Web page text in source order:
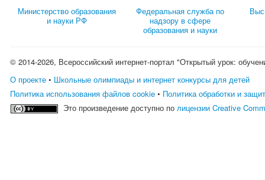
Министерство образования
и науки РФ
Федеральная служба по
надзору в сфере
образования и науки
© 2014-2026, Всероссийский интернет-портал "Открытый урок:
О проекте • Школьные олимпиады и интернет конкурсы для детей
Политика использования файлов cookie • Политика обработки и
Это произведение доступно полицензии Creative